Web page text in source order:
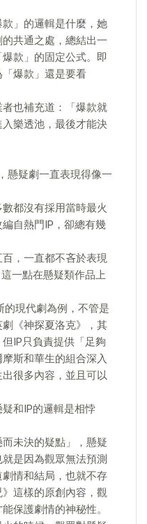
」的邏輯是什麼，她
共通之處，總結出一
款」的固定公式。即
爆款」還是要看
也補充道：「爆款就
樂透池，最後才能決
懸疑劇一直表現得像一
都沒有採用當時最火
自熱門IP，卻總有幾
，一直都不吝於表現
一點在懸疑類作品上
的現代劇為例，不管是
《神探夏洛克》，其
IP只負責提供「足夠
斯和華生的組合深入
很多內容，並且可以
和IP的邏輯是相悖
而未決的疑點」，懸疑
是因為觀眾無法預測
情和結局，也就不存
這樣的原創內容，觀
保護劇情的神秘性。